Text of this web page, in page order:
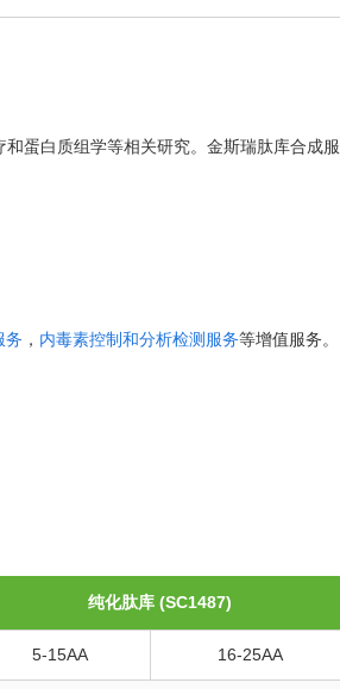
蛋白质组学等相关研究。金斯瑞肽库合成服
务 ， 内毒素控制和分析检测服务等增值服务。
纯化肽库 (SC1487)
5-15AA 16-25AA